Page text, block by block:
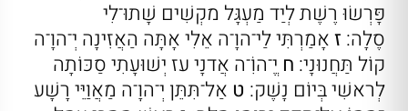
פָּרְשׂוּ רֶשֶׁת לְיַד מַעְגָּל מקְשִׁים שָׁתוּ־לִי
סֶלָה: זאָמַרְתִּי לַי־הוָ־ה אֵלִי אָתָּה הַאֲזִינָה יְ־הוָ־ה
קוֹל תַּחֲנוּנָי: ח יֱ־הוִֹ־ה אֲדנָי עז יְשׁוּעָתִי סַכּוֹתָה
לְראשִׁי בְּיוֹם נָשֶׁק: ט אַל־תִּתֵּן יְ־הוָ־ה מַאֲוַיֵּי רָשָׁע